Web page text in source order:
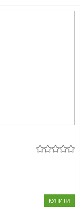
КУПИТИ